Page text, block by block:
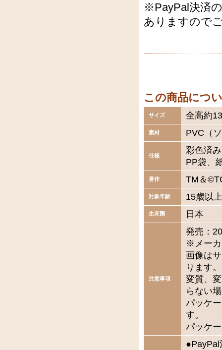
※PayPal決済
ありますので
この商品につ
サイズ 全高約
素材 PVC（
仕様
彩色済
PP袋、
著作 TM＆
対象年齢 15歳以上
生産国 日本
注意事項
発売：
※メーカ
画像は
ります。
変質、
らない
パッケ
す。
パッケ
●PayPal